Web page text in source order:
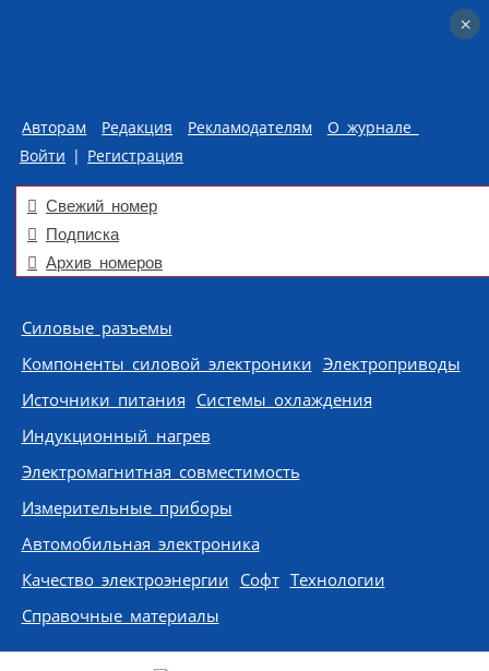
Авторам Редакция Рекламодателям
О журнале
Войти | Регистрация
Свежий номер
Подписка
Архив номеров
Skip to content
Силовые разъемы
Компоненты силовой электроники Электроприводы
Источники питания Системы охлаждения
Индукционный нагрев
Электромагнитная совместимость
Измерительные приборы
Автомобильная электроника
Качество электроэнергии Софт Технологии
Справочные материалы
×
×